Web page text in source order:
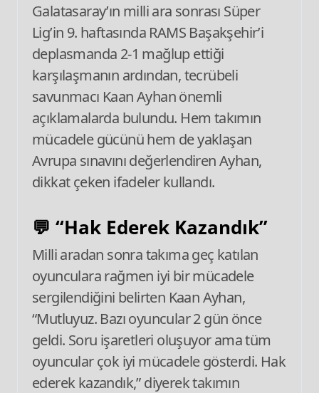
Galatasaray’ın milli ara sonrası Süper
Lig’in 9. haftasında RAMS Başakşehir’i
deplasmanda 2-1 mağlup ettiği
karşılaşmanın ardından, tecrübeli
savunmacı Kaan Ayhan önemli
açıklamalarda bulundu. Hem takımın
mücadele gücünü hem de yaklaşan
Avrupa sınavını değerlendiren Ayhan,
dikkat çeken ifadeler kullandı.
💬 “Hak Ederek Kazandık”
Milli aradan sonra takıma geç katılan
oyunculara rağmen iyi bir mücadele
sergilendiğini belirten Kaan Ayhan,
“Mutluyuz. Bazı oyuncular 2 gün önce
geldi. Soru işaretleri oluşuyor ama tüm
oyuncular çok iyi mücadele gösterdi. Hak
ederek kazandık,” diyerek takımın